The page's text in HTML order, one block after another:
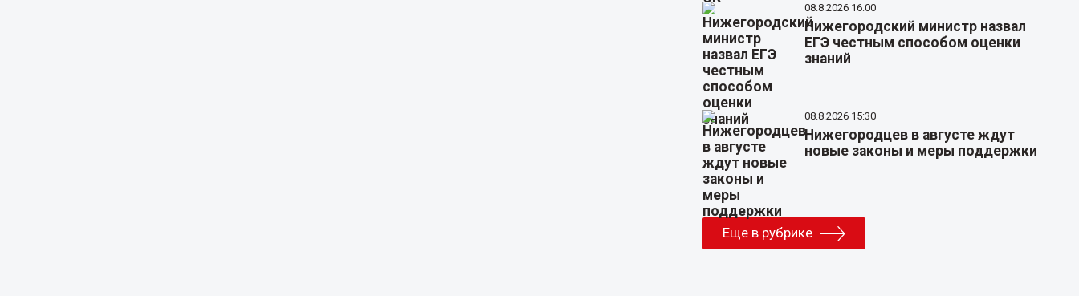
08.8.2026 16:00
Нижегородский министр назвал
ЕГЭ честным способом оценки
знаний
08.8.2026 15:30
Нижегородцев в августе ждут
новые законы и меры поддержки
Еще в рубрике